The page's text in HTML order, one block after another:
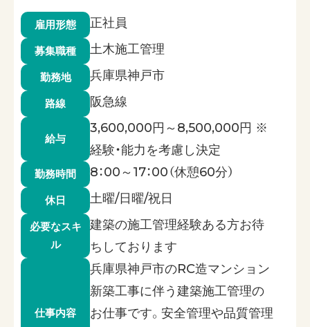
雇用形態 正社員
募集職種 土木施工管理
勤務地 兵庫県神戸市
路線 阪急線
給与
3,600,000円～8,500,000円 ※
経験・能力を考慮し決定
勤務時間 8：00～17：00（休憩60分）
休日 土曜/日曜/祝日
必要なスキ
ル
建築の施工管理経験ある方お待
ちしております
仕事内容
兵庫県神戸市のRC造マンション
新築工事に伴う建築施工管理の
お仕事です。安全管理や品質管理